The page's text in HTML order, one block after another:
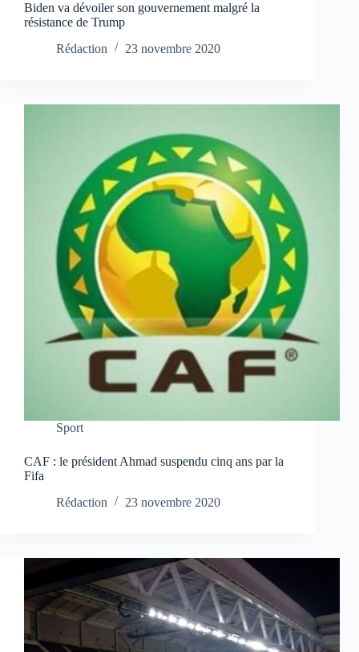
Biden va dévoiler son gouvernement malgré la
résistance de Trump
Rédaction
23 novembre 2020
Sport
CAF : le président Ahmad suspendu cinq ans par la
Fifa
Rédaction
23 novembre 2020